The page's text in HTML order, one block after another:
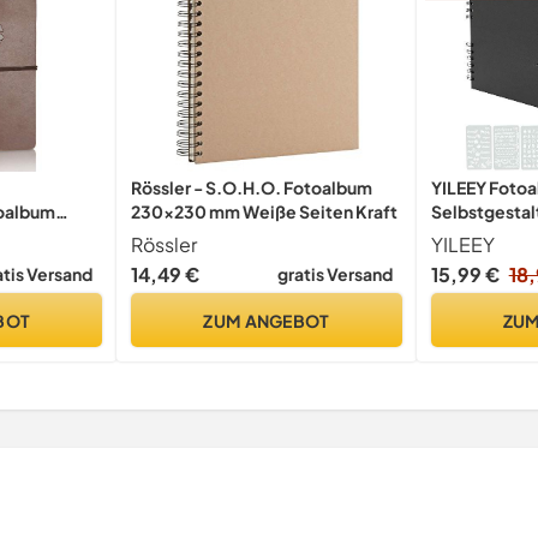
Buch
Seiten für
Mutter
Versand
Rössler - S.O.H.O. Fotoalbum
230x230 mm Weiße Seiten Kraft
Rössler
14,49 €
gratis Versand
ZUM ANGEBOT
YILEEY
Schwarze
YILEEY
15,99 €